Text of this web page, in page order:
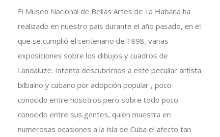
El Museo Nacional de Bellas Artes de La Habana ha
realizado en nuestro país durante el año pasado, en el
que se cumplió el centenario de 1898, varias
exposiciones sobre los dibujos y cuadros de
Landaluze. Intenta descubrirnos a este peculiar artista
bilbaíno y cubano por adopción popular , poco
conocido entre nosotros pero sobre todo poco
conocido entre sus gentes, quien muestra en
numerosas ocasiones a la isla de Cuba el afecto tan